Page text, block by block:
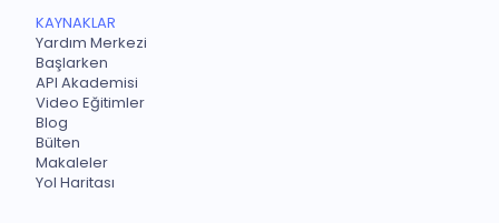
KAYNAKLAR
Yardım Merkezi
Başlarken
API Akademisi
Video Eğitimler
Blog
Bülten
Makaleler
Yol Haritası